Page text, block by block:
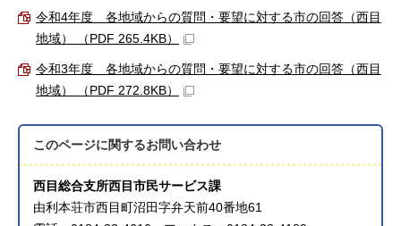
令和4年度 各地域からの質問・要望に対する市の回答（西目
地域） （PDF 265.4KB）
令和3年度 各地域からの質問・要望に対する市の回答（西目
地域） （PDF 272.8KB）
このページに関するお問い合わせ
西目総合支所西目市民サービス課
由利本荘市西目町沼田字弁天前40番地61